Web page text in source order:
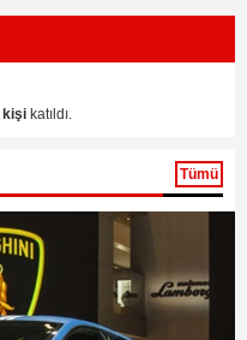
kişi katıldı.
Tümü